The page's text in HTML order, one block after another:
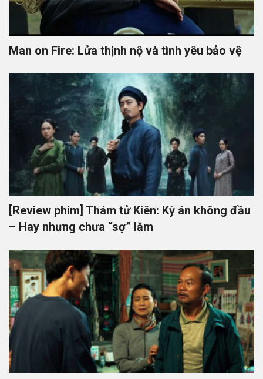
Man on Fire: Lửa thịnh nộ và tình yêu bảo vệ
[Review phim] Thám tử Kiên: Kỳ án không đầu
– Hay nhưng chưa “sợ” lắm